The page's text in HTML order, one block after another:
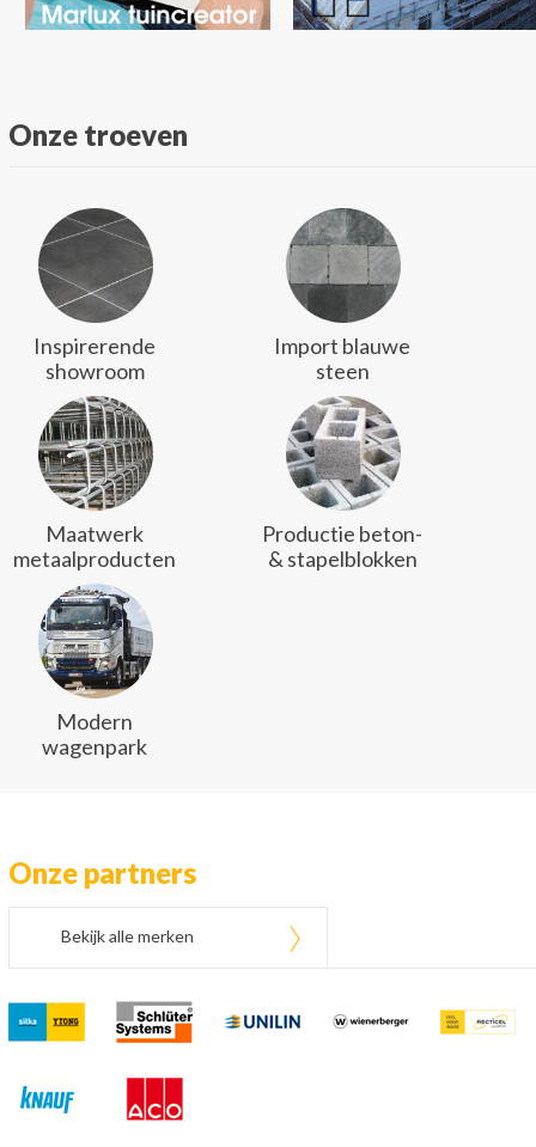
Onze troeven
Inspirerende
showroom
Import blauwe
steen
Maatwerk
metaalproducten
Productie beton-
& stapelblokken
Modern
wagenpark
Onze partners
Bekijk alle merken